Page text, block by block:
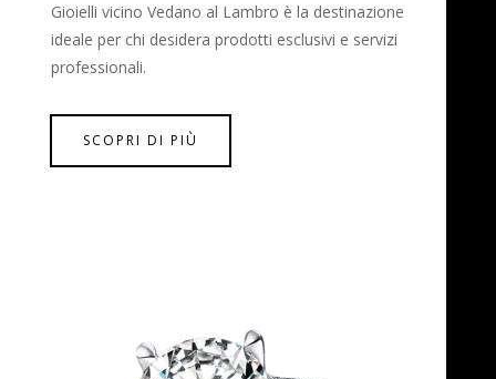
Gioielli vicino Vedano al Lambro è la destinazione
ideale per chi desidera prodotti esclusivi e servizi
professionali.
SCOPRI DI PIÙ